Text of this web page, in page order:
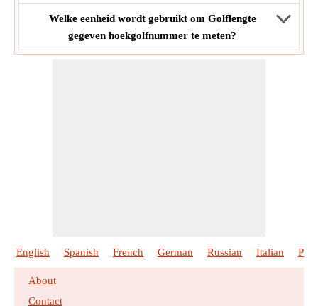
Welke eenheid wordt gebruikt om Golflengte
gegeven hoekgolfnummer te meten?
English Spanish French German Russian Italian
About
Contact